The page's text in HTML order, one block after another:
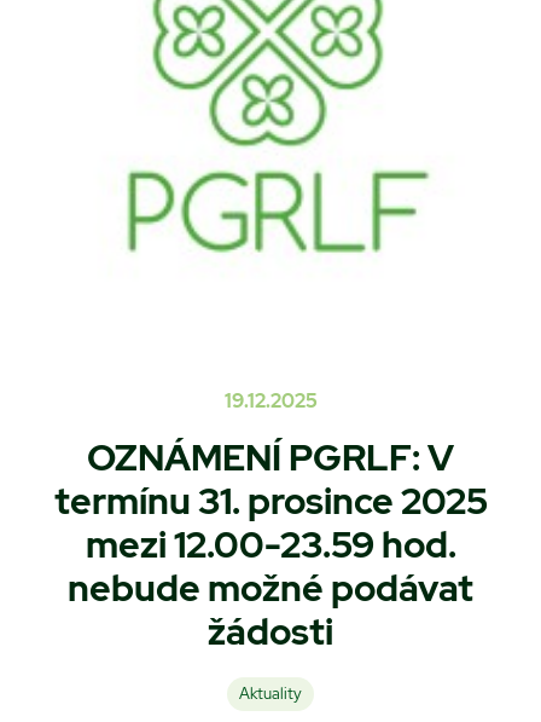
19.12.2025
OZNÁMENÍ PGRLF: V
termínu 31. prosince 2025
mezi 12.00-23.59 hod.
nebude možné podávat
žádosti
Aktuality